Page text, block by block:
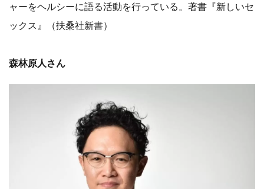
ャーをヘルシーに語る活動を行っている。著書『新しいセ
ックス』（扶桑社新書）
森林原人さん